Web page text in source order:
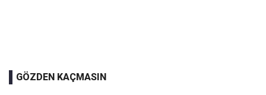
GÖZDEN KAÇMASIN